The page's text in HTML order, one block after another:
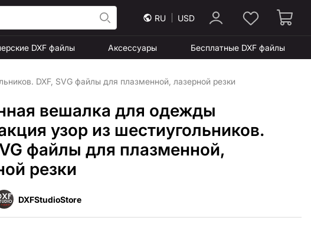
RU USD
DXF файлы Аксессуары Бесплатные DXF файлы
DXF, SVG файлы для плазменной, лазерной резки
вешалка для одежды
узор из шестиугольников.
файлы для плазменной,
резки
DXFStudioStore